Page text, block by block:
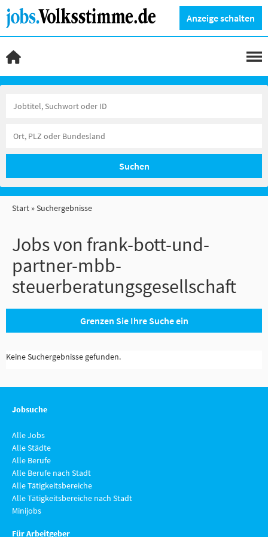
Anzeige schalten
Suchen
Start Suchergebnisse
Jobs von frank-bott-und-
partner-mbb-
steuerberatungsgesellschaft
Grenzen Sie Ihre Suche ein
Keine Suchergebnisse gefunden.
Jobsuche
Alle Jobs
Alle Städte
Alle Berufe
Alle Berufe nach Stadt
Alle Tätigkeitsbereiche
Alle Tätigkeitsbereiche nach Stadt
Minijobs
Für Arbeitgeber